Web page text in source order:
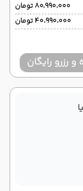
۸۰٬۹۹۰٬۰۰۰ تومان
۴۰٬۹۹۰٬۰۰۰ تومان
و رزرو رایگان